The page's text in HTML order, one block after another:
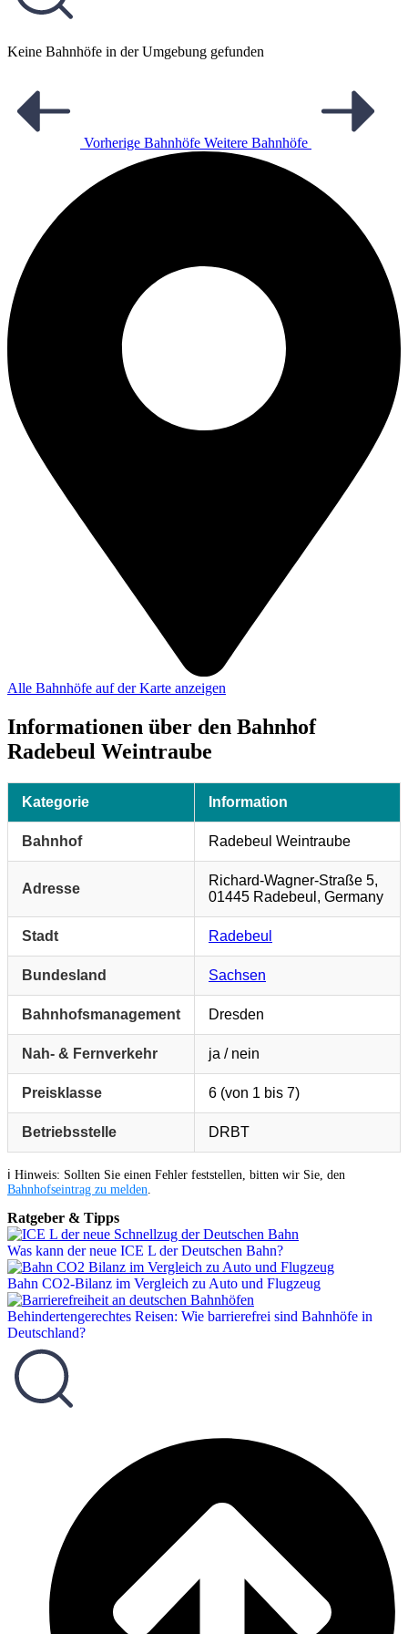
Keine Bahnhöfe in der Umgebung gefunden
Vorherige Bahnhöfe Weitere Bahnhöfe
Alle Bahnhöfe auf der Karte anzeigen
Informationen über den Bahnhof
Radebeul Weintraube
Kategorie Information
Bahnhof Radebeul Weintraube
Adresse
Richard-Wagner-Straße 5,
01445 Radebeul, Germany
Stadt Radebeul
Bundesland Sachsen
Bahnhofsmanagement Dresden
Nah- & Fernverkehr ja / nein
Preisklasse 6 (von 1 bis 7)
Betriebsstelle DRBT
ℹ️ Hinweis: Sollten Sie einen Fehler feststellen, bitten wir Sie, den
Bahnhofseintrag zu melden
Ratgeber & Tipps
Was kann der neue ICE L der Deutschen Bahn?
Bahn CO2-Bilanz im Vergleich zu Auto und Flugzeug
Behindertengerechtes Reisen: Wie barrierefrei sind Bahnhöfe in
Deutschland?